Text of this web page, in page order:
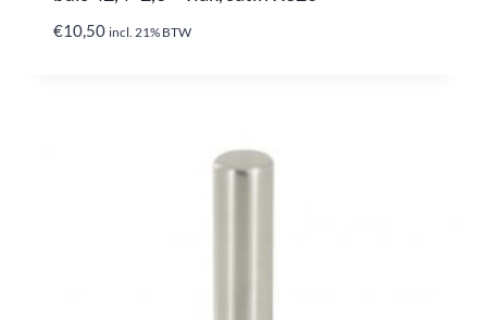
€10,50 incl. 21% BTW